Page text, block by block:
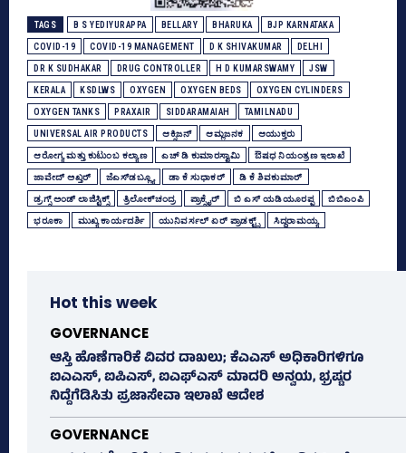
TAGS B S YEDIYURAPPA BELLARY BHARUKA BJP KARNATAKA
COVID-19 COVID-19 MANAGEMENT D K SHIVAKUMAR DELHI
DR K SUDHAKAR DRUG CONTROLLER H D KUMARSWAMY JSW
KERALA KSDLWS OXYGEN OXYGEN BEDS OXYGEN CYLINDERS
OXYGEN TANKS PRAXAIR SIDDARAMAIAH TAMILNADU
UNIVERSAL AIR PRODUCTS ಆಕ್ಸಿಜನ್‌ ಆಮ್ಲಜನಕ ಆಯುಕ್ತರು
ಆರೋಗ್ಯ ಮತ್ತು ಕುಟುಂಬ ಕಲ್ಯಾಣ ಎಚ್‌ ಡಿ ಕುಮಾರಸ್ವಾಮಿ ಔಷಧ ನಿಯಂತ್ರಣ ಇಲಾಖೆ
ಜಾವೇದ್‌ ಅಖ್ತರ್‌ ಜೆಎಸ್‌ಡಬ್ಲ್ಯೂ ಡಾ ಕೆ ಸುಧಾಕರ್‌ ಡಿ ಕೆ ಶಿವಕುಮಾರ್
ಡ್ರಗ್ಸ್‌ ಅಂಡ್‌ ಲಾಜಿಸ್ಟಿಕ್ಸ್‌ ತ್ರಿಲೋಕ್‌ಚಂದ್ರ ಪ್ರಾಕ್ಸೈರ್‌ ಬಿ ಎಸ್‌ ಯಡಿಯೂರಪ್ಪ ಬಿಬಿಎಂಪಿ
ಭರೂಕಾ ಮುಖ್ಯ ಕಾರ್ಯದರ್ಶಿ ಯುನಿವರ್ಸಲ್‌ ಏರ್‌ ಪ್ರಾಡಕ್ಟ್ಸ್ ಸಿದ್ದರಾಮಯ್ಯ
Hot this week
GOVERNANCE
ಆಸ್ತಿ ಹೊಣೆಗಾರಿಕೆ ವಿವರ ದಾಖಲು; ಕೆಎಎಸ್ ಅಧಿಕಾರಿಗಳಿಗೂ
ಐಎಎಸ್‌, ಐಪಿಎಸ್‌, ಐಎಫ್‌ಎಸ್‌ ಮಾದರಿ ಅನ್ವಯ, ಭ್ರಷ್ಟರ
ನಿದ್ದೆಗೆಡಿಸಿತು ಪ್ರಜಾಸೇವಾ ಇಲಾಖೆ ಆದೇಶ
GOVERNANCE